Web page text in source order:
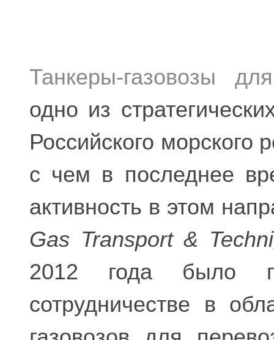
Танкеры-газовозы
одно из
Российского морского
с чем в последнее
активность в этом
Gas Transport &
2012 года было
сотрудничестве в